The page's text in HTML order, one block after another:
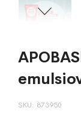
SKU 873950